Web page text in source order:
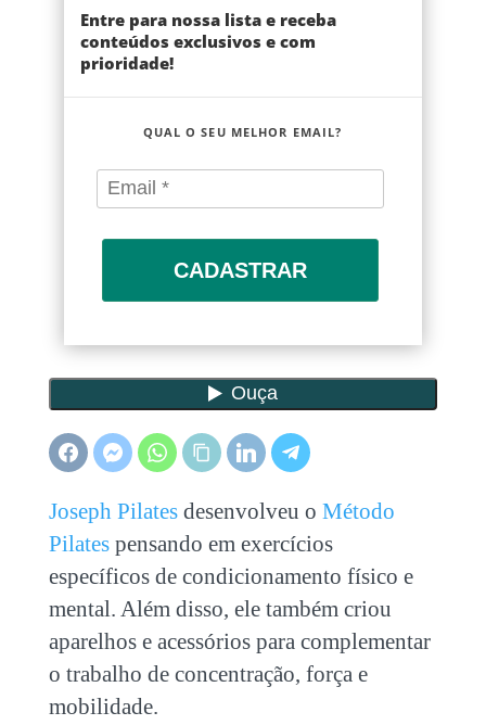
Entre para nossa lista e receba
conteúdos exclusivos e com
prioridade!
QUAL O SEU MELHOR EMAIL?
CADASTRAR
Joseph Pilatesdesenvolveu o Método
Pilatespensando em exercícios
específicos de condicionamento físico e
mental. Além disso, ele também criou
aparelhos e acessórios para complementar
o trabalho de concentração, força e
mobilidade.